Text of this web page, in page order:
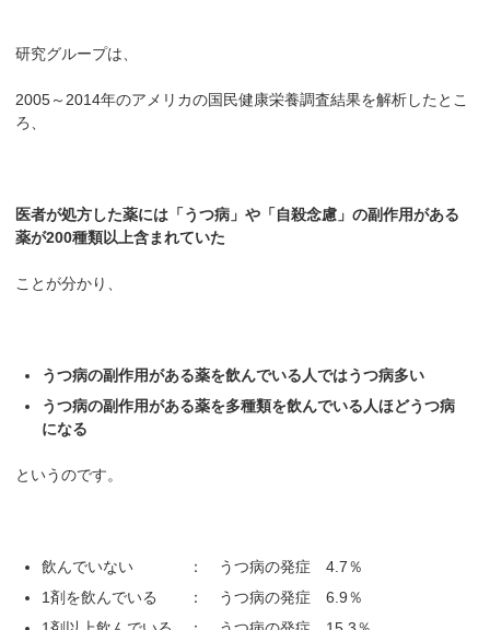
研究グループは、
2005～2014年のアメリカの国民健康栄養調査結果を解析したとこ
ろ、
医者が処方した薬には「うつ病」や「自殺念慮」の副作用がある
薬が200種類以上含まれていた
ことが分かり、
うつ病の副作用がある薬を飲んでいる人ではうつ病多い
うつ病の副作用がある薬を多種類を飲んでいる人ほどうつ病
になる
というのです。
飲んでいない ： うつ病の発症 4.7％
1剤を飲んでいる ： うつ病の発症 6.9％